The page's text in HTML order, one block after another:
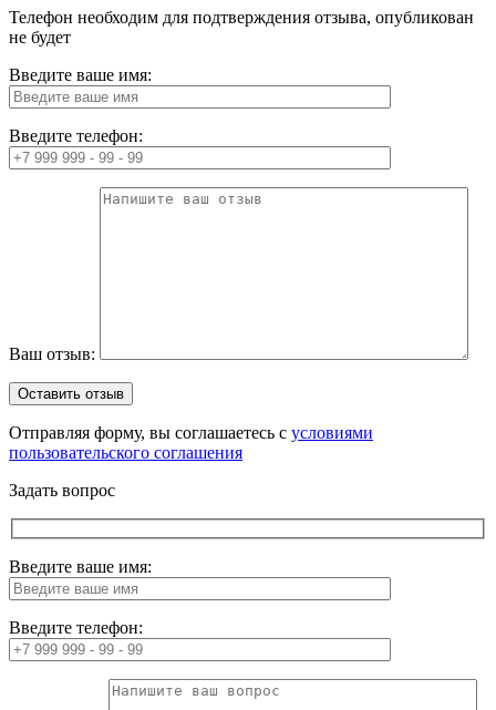
Телефон необходим для подтверждения отзыва, опубликован
не будет
Введите ваше имя:
Введите телефон:
Ваш отзыв:
Отправляя форму, вы соглашаетесь с условиями
пользовательского соглашения
Задать вопрос
Введите ваше имя:
Введите телефон: